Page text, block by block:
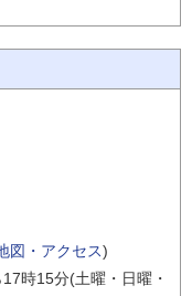
図・アクセス)
時15分(土曜・日曜・